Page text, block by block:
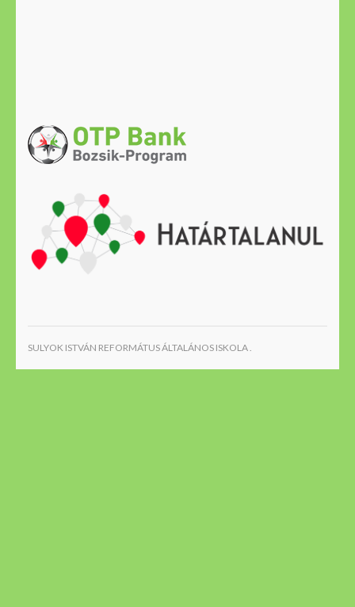
SULYOK ISTVÁN REFORMÁTUS ÁLTALÁNOS ISKOLA .